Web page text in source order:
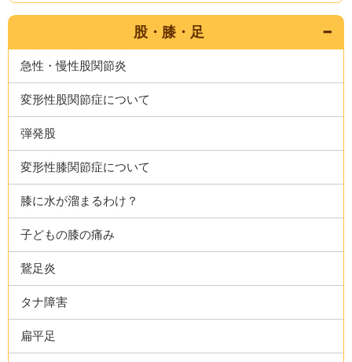
股・膝・足
急性・慢性股関節炎
変形性股関節症について
弾発股
変形性膝関節症について
膝に水が溜まるわけ？
子どもの膝の痛み
鵞足炎
タナ障害
扁平足